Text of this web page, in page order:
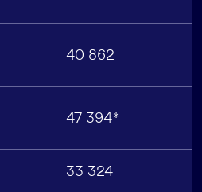
40 862
47 394*
33 324